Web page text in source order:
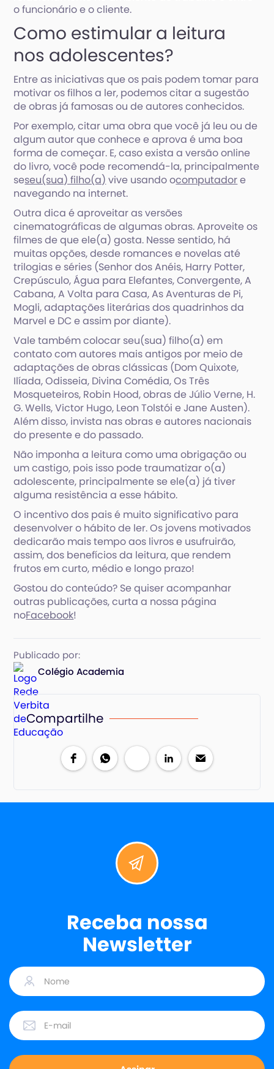
o funcionário e o cliente.
Como estimular a leitura
nos adolescentes?
Entre as iniciativas que os pais podem tomar para
motivar os filhos a ler, podemos citar a sugestão
de obras já famosas ou de autores conhecidos.
Por exemplo, citar uma obra que você já leu ou de
algum autor que conhece e aprova é uma boa
forma de começar. E, caso exista a versão online
do livro, você pode recomendá-la, principalmente
seseu(sua) filho(a) vive usando ocomputadore
navegando na internet.
Outra dica é aproveitar as versões
cinematográficas de algumas obras. Aproveite os
filmes de que ele(a) gosta. Nesse sentido, há
muitas opções, desde romances e novelas até
trilogias e séries (Senhor dos Anéis, Harry Potter,
Crepúsculo, Água para Elefantes, Convergente, A
Cabana, A Volta para Casa, As Aventuras de Pi,
Mogli, adaptações literárias dos quadrinhos da
Marvel e DC e assim por diante).
Vale também colocar seu(sua) filho(a) em
contato com autores mais antigos por meio de
adaptações de obras clássicas (Dom Quixote,
Ilíada, Odisseia, Divina Comédia, Os Três
Mosqueteiros, Robin Hood, obras de Júlio Verne, H.
G. Wells, Victor Hugo, Leon Tolstói e Jane Austen).
Além disso, invista nas obras e autores nacionais
do presente e do passado.
Não imponha a leitura como uma obrigação ou
um castigo, pois isso pode traumatizar o(a)
adolescente, principalmente se ele(a) já tiver
alguma resistência a esse hábito.
O incentivo dos pais é muito significativo para
desenvolver o hábito de ler. Os jovens motivados
dedicarão mais tempo aos livros e usufruirão,
assim, dos benefícios da leitura, que rendem
frutos em curto, médio e longo prazo!
Gostou do conteúdo? Se quiser acompanhar
outras publicações, curta a nossa página
noFacebook!
Publicado por:
Colégio Academia
Compartilhe
Receba nossa
Newsletter